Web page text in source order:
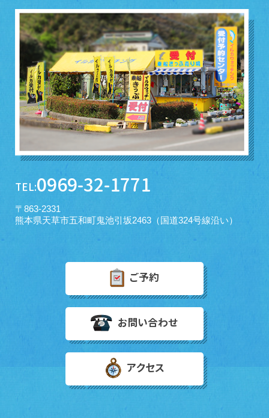
TEL:0969-32-1771
〒863-2331
熊本県天草市五和町鬼池引坂2463（国道324号線沿い）
ご予約
お問い合わせ
アクセス